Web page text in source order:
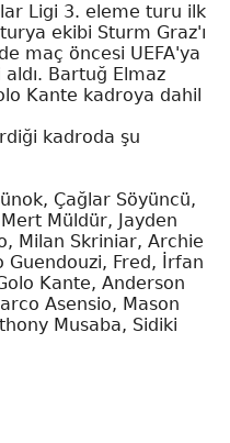
Ligi 3. eleme turu ilk
ekibi Sturm Graz'ı
maç öncesi UEFA'ya
Bartuğ Elmaz
Kante kadroya dahil
kadroda şu
Çağlar Söyüncü,
Müldür, Jayden
Milan Skriniar, Archie
Guendouzi, Fred, İrfan
Kante, Anderson
Asensio, Mason
Musaba, Sidiki